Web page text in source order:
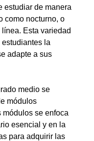
estudiar de manera
como nocturno, o
Esta variedad
la
adapte a sus
medio se
módulos
módulos se enfoca
esencial y en la
para adquirir las